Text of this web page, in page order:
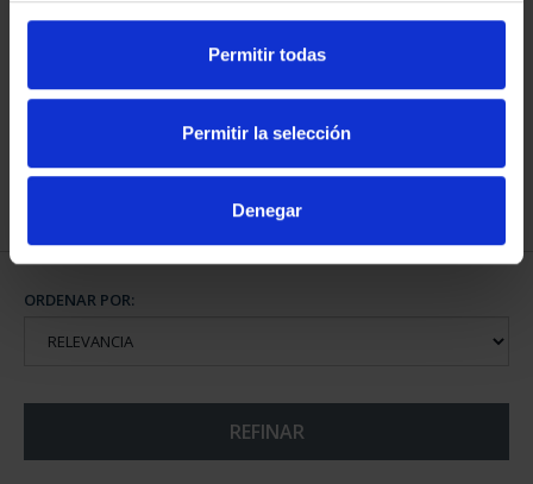
Permitir todas
Permitir la selección
Denegar
CIUDADES PATRIMONIO
73,00 €
ORDENAR POR:
REFINAR